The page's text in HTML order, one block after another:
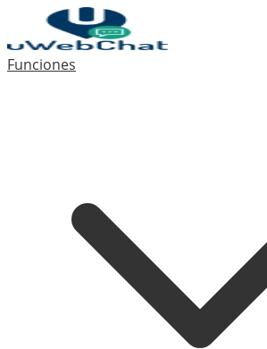
Funciones